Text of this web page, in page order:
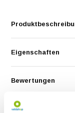
Eigenschaften
Bewertungen
Teilen